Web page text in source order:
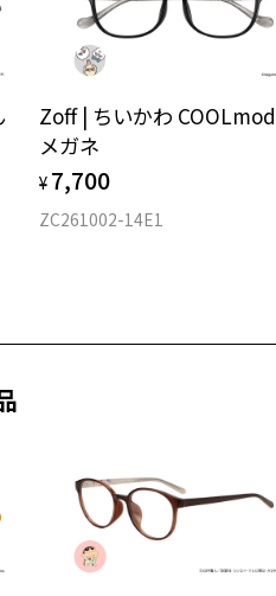
Zoff | ちいかわ
メガネ
¥ 7,700
ZC261002-14E1